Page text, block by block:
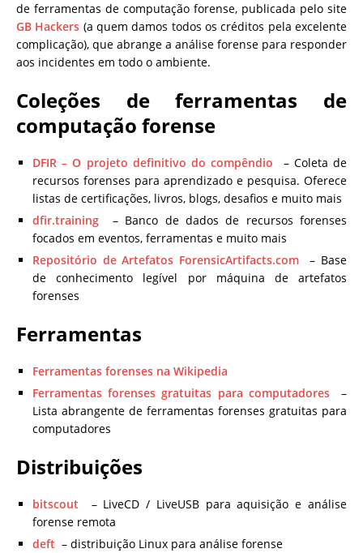
de ferramentas de computação forense, publicada pelo site
GB Hackers (a quem damos todos os créditos pela excelente
complicação), que abrange a análise forense para responder
aos incidentes em todo o ambiente.
Coleções de ferramentas de
computação forense
DFIR – O projeto definitivo do compêndio – Coleta de
recursos forenses para aprendizado e pesquisa. Oferece
listas de certificações, livros, blogs, desafios e muito mais
dfir.training – Banco de dados de recursos forenses
focados em eventos, ferramentas e muito mais
Repositório de Artefatos ForensicArtifacts.com – Base
de conhecimento legível por máquina de artefatos
forenses
Ferramentas
Ferramentas forenses na Wikipedia
Ferramentas forenses gratuitas para computadores–
Lista abrangente de ferramentas forenses gratuitas para
computadores
Distribuições
bitscout – LiveCD / LiveUSB para aquisição e análise
forense remota
deft – distribuição Linux para análise forense